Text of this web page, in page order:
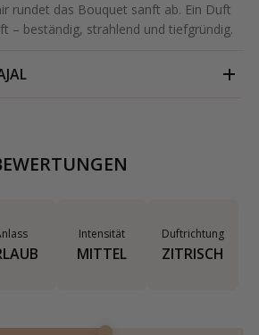
rundet das Bouquet sanft ab. Ein Duft
– beständig, strahlend und tiefgründig.
Intensität
MITTEL
Duftrichtung
ZITRISCH